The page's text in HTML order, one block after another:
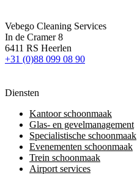
Vebego Cleaning Services
In de Cramer 8
6411 RS Heerlen
+31 (0)88 099 08 90
Diensten
Kantoor schoonmaak
Glas- en gevelmanagement
Specialistische schoonmaak
Evenementen schoonmaak
Trein schoonmaak
Airport services